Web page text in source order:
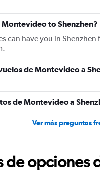
to Shenzhen?
can have you in
de Montevideo a
de Montevideo a
Ver más preguntas
de opciones